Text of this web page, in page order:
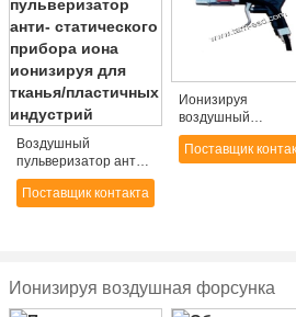
Воздушный
пульверизатор анти-
статического прибора
иона ионизируя для
Поставщик контакта
Ионизируя
воздушный
пульверизатор
исключая static
Поставщик
Ионизируя воздушная форсунка